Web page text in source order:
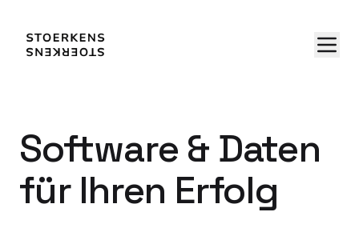
Software & Daten
für Ihren Erfolg